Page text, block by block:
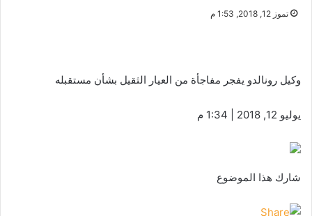
تموز 12, 2018, 1:53 م
وكيل رونالدو يفجر مفاجأة من العيار الثقيل بشأن مستقبله
يوليو 12, 2018 | 1:34 م
شارك هذا الموضوع